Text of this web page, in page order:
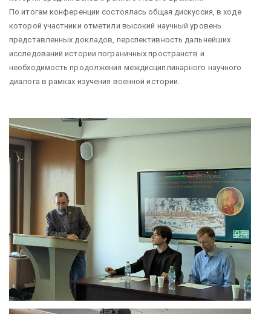
По итогам конференции состоялась общая дискуссия, в ходе
которой участники отметили высокий научный уровень
представленных докладов, перспективность дальнейших
исследований истории пограничных пространств и
необходимость продолжения междисциплинарного научного
диалога в рамках изучения военной истории.